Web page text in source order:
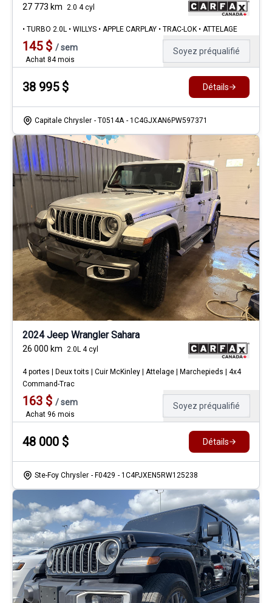
27 773 km 2.0 4 cyl
• TURBO 2.0L • WILLYS • APPLE CARPLAY • TRAC-LOK • ATTELAGE
145$ /sem
Achat 84 mois
Soyez préqualifié
38 995$ Détails
Capitale Chrysler - T0514A - 1C4GJXAN6PW597371
2024 Jeep Wrangler Sahara
26 000 km 2.0L 4 cyl
4 portes | Deux toits | Cuir McKinley | Attelage | Marchepieds | 4x4
Command-Trac
163 $ /sem
Achat 96 mois
Soyez préqualifié
48 000 $ Détails
Ste-Foy Chrysler - F0429 - 1C4PJXEN5RW125238